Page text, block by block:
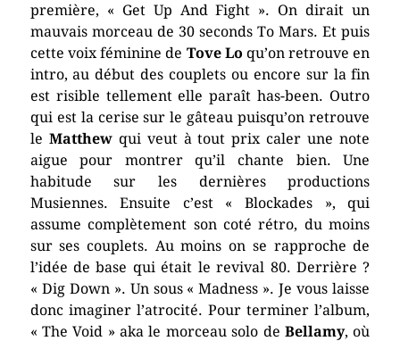
première, « Get Up And Fight ». On dirait un
mauvais morceau de 30 seconds To Mars. Et puis
cette voix féminine de Tove Lo qu’on retrouve en
intro, au début des couplets ou encore sur la fin
est risible tellement elleparaît has-been. Outro
qui est la cerise sur le gâteau puisqu’on retrouve
le Matthewqui veut à tout prix caler une note
aigue pour montrer qu’il chante bien. Une
habitude sur les dernières productions
Musiennes. Ensuite c’est « Blockades », qui
assume complètement son coté rétro, du moins
sur ses couplets. Au moins on se rapproche de
l’idée de base qui était le revival 80. Derrière ?
« Dig Down ». Un sous « Madness ». Je vous laisse
donc imaginer l’atrocité. Pour terminer l’album,
« The Void » aka le morceau solo deBellamy,où